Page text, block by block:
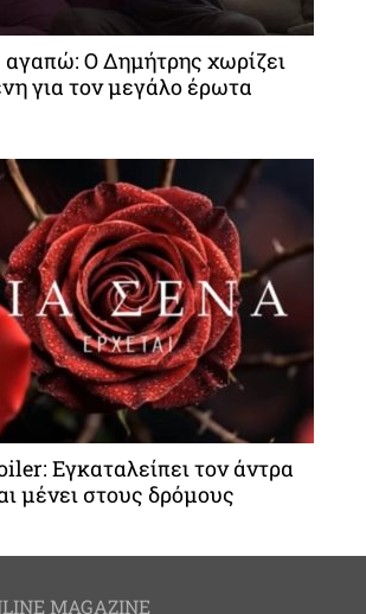
Ο Δημήτρης χωρίζει
για τον μεγάλο έρωτα
Εγκαταλείπει τον άντρα
μένει στους δρόμους
MAGAZINE